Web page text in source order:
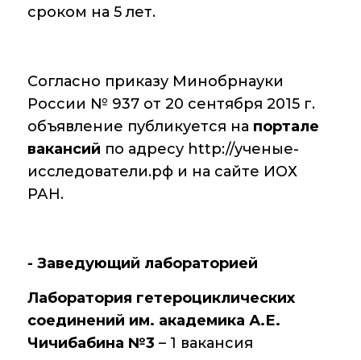
сроком на 5 лет.
Согласно приказу Минобрнауки
России № 937 от 20 сентября 2015 г.
объявление публикуется на портале
вакансий по адресу http://ученые-
исследователи.рф и на сайте ИОХ
РАН.
- Заведующий лабораторией
Лаборатория гетероциклических
соединений им. академика А.Е.
Чичибабина №3 – 1 вакансия